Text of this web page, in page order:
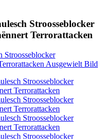
Stroosseblocker
Terrorattacken